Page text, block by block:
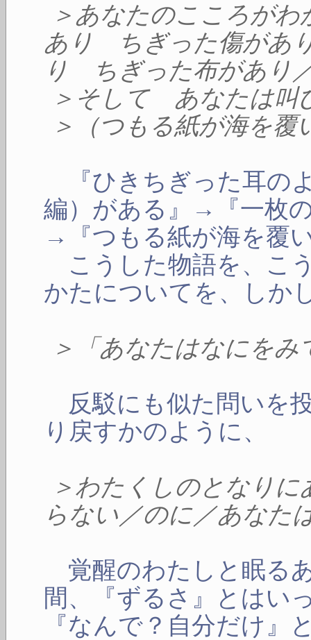
＞あなたのこころが
あり ちぎった傷があ
り ちぎった布があり
＞そして あなたは叫
＞（つもる紙が海を
『ひきちぎった耳の
編）がある』→『一枚
→『つもる紙が海を覆
こうした物語を、こ
かたについてを、しか
＞「あなたはなにを
反駁にも似た問いを
り戻すかのように、
＞わたくしのとなり
らない／のに／あなた
覚醒のわたしと眠る
間、『ずるさ』とはい
『なんで？自分だけ』